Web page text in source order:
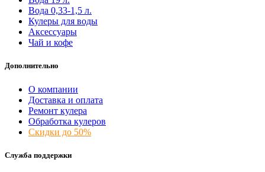
Вода 0,33-1,5 л.
Кулеры для воды
Аксессуары
Чай и кофе
Дополнительно
О компании
Доставка и оплата
Ремонт кулера
Обработка кулеров
Скидки до 50%
Служба поддержки